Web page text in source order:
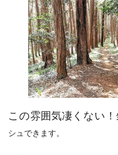
この雰囲気凄くない！
シュできます。